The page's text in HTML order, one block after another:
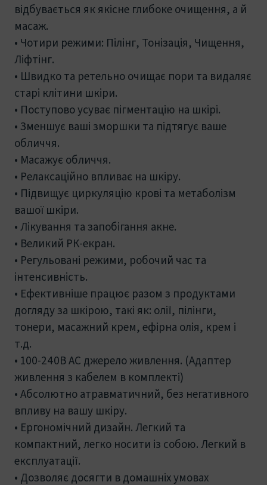
відбувається як якісне глибоке очищення, а й
масаж.
• Чотири режими: Пілінг, Тонізація, Чищення,
Ліфтінг.
• Швидко та ретельно очищає пори та видаляє
старі клітини шкіри.
• Поступово усуває пігментацію на шкірі.
• Зменшує ваші зморшки та підтягує ваше
обличчя.
• Масажує обличчя.
• Релаксаційно впливає на шкіру.
• Підвищує циркуляцію крові та метаболізм
вашої шкіри.
• Лікування та запобігання акне.
• Великий РК-екран.
• Регульовані режими, робочий час та
інтенсивність.
• Ефективніше працює разом з продуктами
догляду за шкірою, такі як: олії, пілінги,
тонери, масажний крем, ефірна олія, крем і
т.д.
• 100-240В AC джерело живлення. (Адаптер
живлення з кабелем в комплекті)
• Абсолютно атравматичний, без негативного
впливу на вашу шкіру.
• Ергономічний дизайн. Легкий та
компактний, легко носити із собою. Легкий в
експлуатації.
• Дозволяє досягти в домашніх умовах